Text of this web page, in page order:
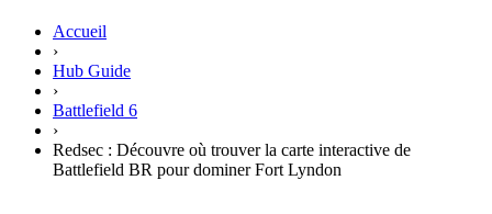
Accueil
›
Hub Guide
›
Battlefield 6
›
Redsec : Découvre où trouver la carte interactive de
Battlefield BR pour dominer Fort Lyndon